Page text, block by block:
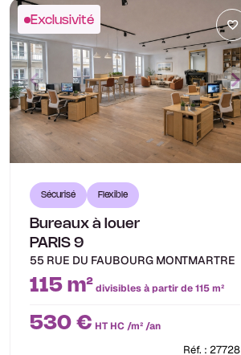
Exclusivité
Sécurisé Flexible
Bureaux à louer
PARIS 9
55 RUE DU FAUBOURG MONTMARTRE
115 m²divisibles à partir de 115 m²
530 € HT HC /m² /an
Réf. : 27728